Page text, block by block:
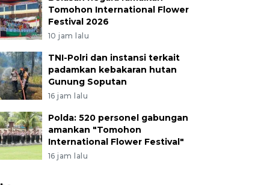
Tomohon International Flower
Festival 2026
10 jam lalu
TNI-Polri dan instansi terkait
padamkan kebakaran hutan
Gunung Soputan
16 jam lalu
Polda: 520 personel gabungan
amankan "Tomohon
International Flower Festival"
16 jam lalu